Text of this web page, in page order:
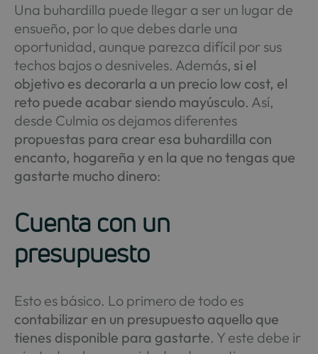
Una buhardilla puede llegar a ser un lugar de
ensueño, por lo que debes darle una
oportunidad, aunque parezca difícil por sus
techos bajos o desniveles. Además, si el
objetivo es decorarla a un precio low cost, el
reto puede acabar siendo mayúsculo. Así,
desde Culmia os dejamos diferentes
propuestas para crear esa buhardilla con
encanto, hogareña y en la que no tengas que
gastarte mucho dinero:
Cuenta con un
presupuesto
Esto es básico. Lo primero de todo es
contabilizar en un presupuesto aquello que
tienes disponible para gastarte. Y este debe ir